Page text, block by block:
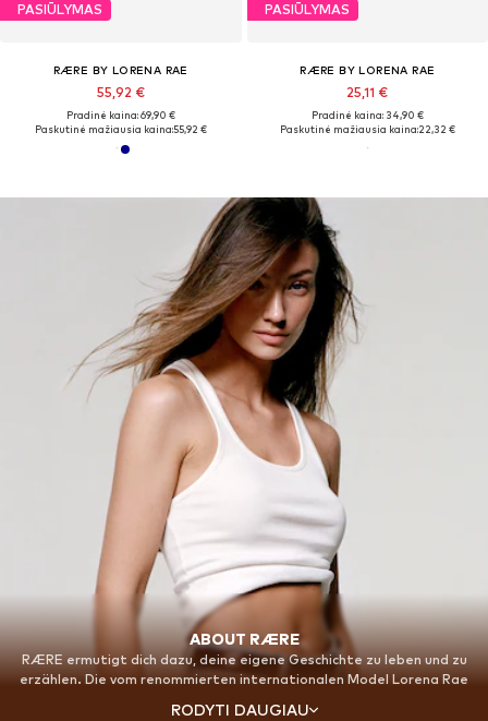
PASIŪLYMAS
RÆRE BY LORENA RAE
55,92 €
Pradinė kaina: 69,90 €
Paskutinė mažiausia kaina:55,92 €
PASIŪLYMAS
RÆRE BY LORENA RAE
25,11 €
Pradinė kaina: 34,90 €
Paskutinė mažiausia kaina:22,32 €
ABOUT RÆRE
RÆRE ermutigt dich dazu, deine eigene Geschichte zu leben und zu
erzählen. Die vom renommierten internationalen Model Lorena Rae
RODYTI DAUGIAU